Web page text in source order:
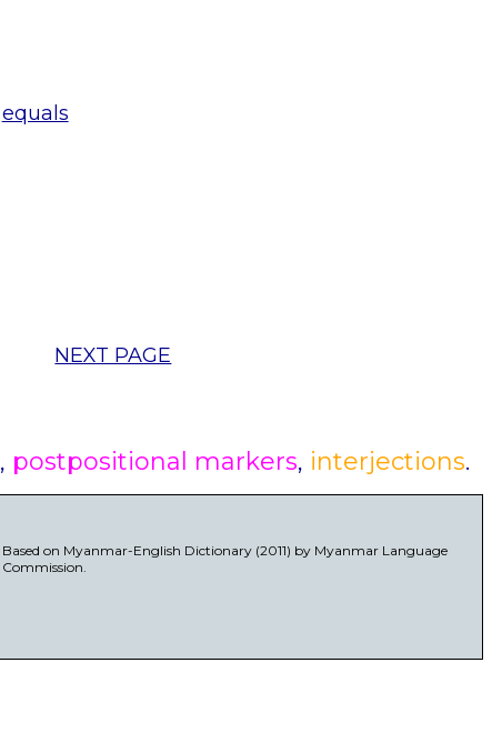
equals
NEXT PAGE
, postpositional markers, interjections.
Based on Myanmar-English Dictionary (2011) by Myanmar Language
Commission.